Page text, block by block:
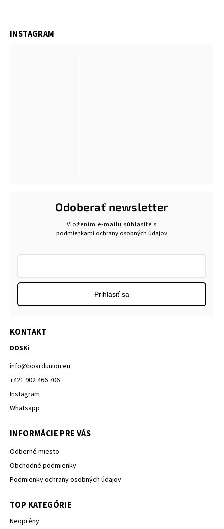
KONTAKT
DOSKi
info@boardunion.eu
+421 902 466 706
Instagram
Whatsapp
INSTAGRAM
INFORMÁCIE PRE VÁS
Odberné miesto
Obchodné podmienky
Podmienky ochrany osobných údajov
TOP KATEGÓRIE
Neoprény
Odoberať newsletter
Vložením e-mailu súhlasíte s
podmienkami ochrany osobných údajov
Prihlásiť sa